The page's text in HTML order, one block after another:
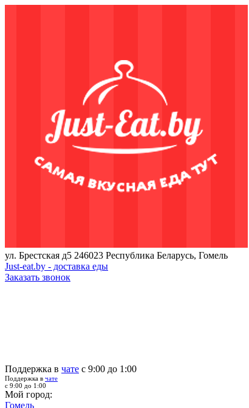
ул. Брестская д5 246023 Республика Беларусь, Гомель
Just-eat.by - доставка еды
Заказать звонок
Поддержка в чате с 9:00 до 1:00
Поддержка в чате
с 9:00 до 1:00
Мой город:
Гомель